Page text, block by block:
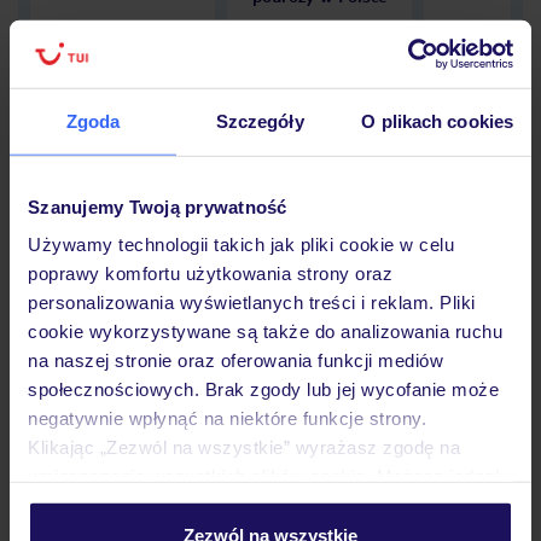
Zgoda Szczegóły O plikach cookies
Szanujemy Twoją prywatność
Używamy technologii takich jak pliki cookie w celu
poprawy komfortu użytkowania strony oraz
personalizowania wyświetlanych treści i reklam. Pliki
cookie wykorzystywane są także do analizowania ruchu
na naszej stronie oraz oferowania funkcji mediów
społecznościowych. Brak zgody lub jej wycofanie może
negatywnie wpłynąć na niektóre funkcje strony.
Klikając „Zezwól na wszystkie” wyrażasz zgodę na
personalizować swój wybór wchodząc w zakładkę
Zezwól na wszystkie
Hotel
Opinie
Pokoje
Wyżywienie
Atrakcje